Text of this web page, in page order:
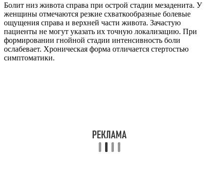
Болит низ живота справа при острой стадии мезаденита. У
женщины отмечаются резкие схваткообразные болевые
ощущения справа и верхней части живота. Зачастую
пациенты не могут указать их точную локализацию. При
формировании гнойной стадии интенсивность боли
ослабевает. Хроническая форма отличается стертостью
симптоматики.